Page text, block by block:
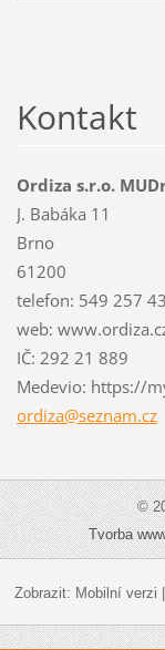
Kontakt
Ordiza s.r.o.
J. Babáka 11
Brno
61200
telefon: 549 257
web:
IČ: 292 21 889
Medevio: https://
ordiza@seznam.cz
©
Tvorba
Zobrazit: Mobilní verzi |